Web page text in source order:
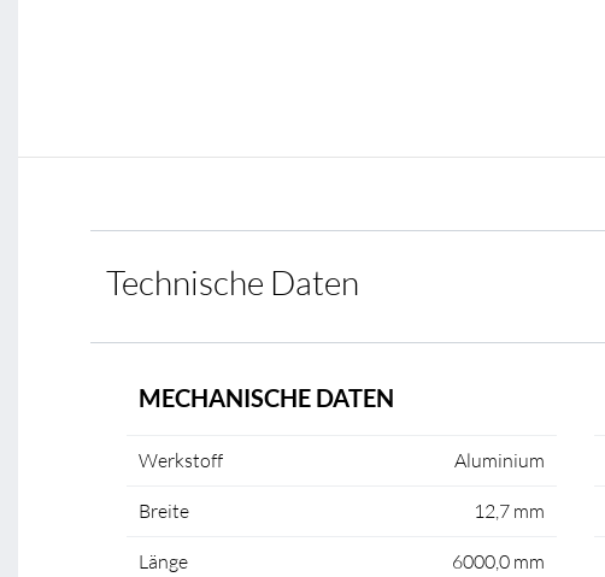
Technische Daten
MECHANISCHE DATEN
Werkstoff Aluminium
Breite 12,7 mm
Länge 6000,0 mm